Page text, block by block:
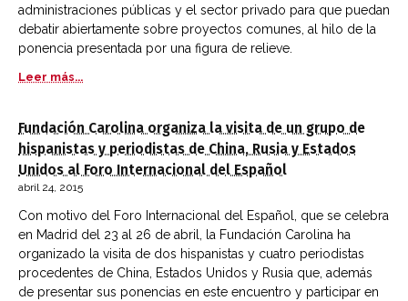
administraciones públicas y el sector privado para que puedan
debatir abiertamente sobre proyectos comunes, al hilo de la
ponencia presentada por una figura de relieve.
Leer más...
Fundación Carolina organiza la visita de un grupo de
hispanistas y periodistas de China, Rusia y Estados
Unidos al Foro Internacional del Español
abril 24, 2015
Con motivo del Foro Internacional del Español, que se celebra
en Madrid del 23 al 26 de abril, la Fundación Carolina ha
organizado la visita de dos hispanistas y cuatro periodistas
procedentes de China, Estados Unidos y Rusia que, además
de presentar sus ponencias en este encuentro y participar en